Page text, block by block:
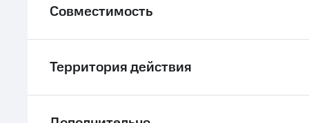
Совместимость
Территория действия